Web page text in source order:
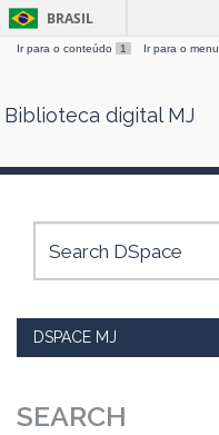
Skip
BRASIL
Ir para o conteúdo 1 Ir para o menu
Biblioteca digital MJ
DSPACE MJ
SEARCH